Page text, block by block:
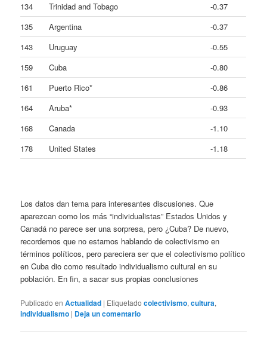
134
Trinidad and Tobago
-0.37
135
Argentina
-0.37
143
Uruguay
-0.55
159
Cuba
-0.80
161
Puerto Rico*
-0.86
164
Aruba*
-0.93
168
Canada
-1.10
178
United States -1.18
Los datos dan tema para interesantes discusiones. Que
aparezcan como los más “individualistas” Estados Unidos y
Canadá no parece ser una sorpresa, pero ¿Cuba? De nuevo,
recordemos que no estamos hablando de colectivismo en
términos políticos, pero pareciera ser que el colectivismo político
en Cuba dio como resultado individualismo cultural en su
población. En fin, a sacar sus propias conclusiones
Publicado en Actualidad | Etiquetado colectivismo,cultura,
individualismo | Deja un comentario